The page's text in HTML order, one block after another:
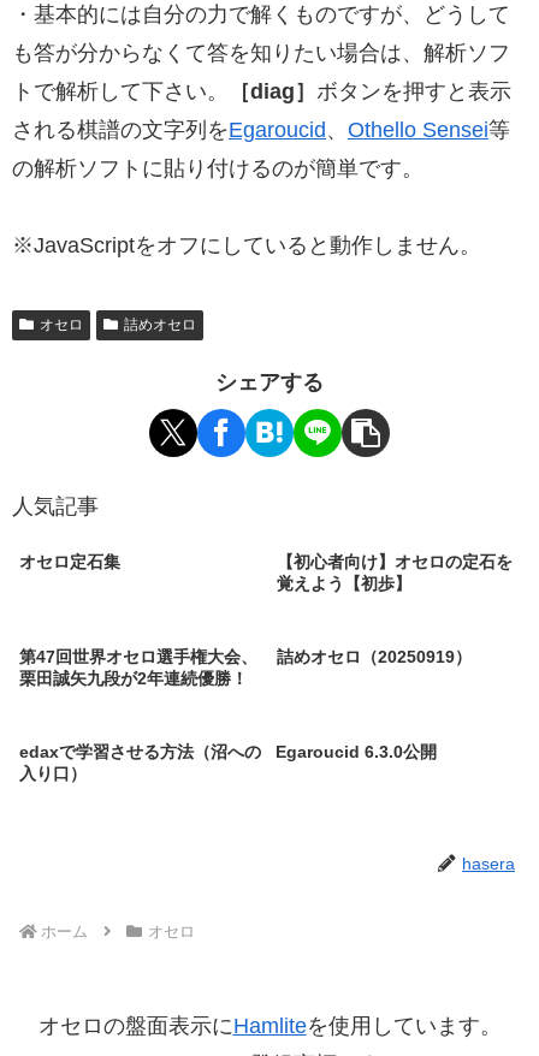
・基本的には自分の力で解くものですが、どうして
も答が分からなくて答を知りたい場合は、解析ソフ
トで解析して下さい。
［diag］ ボタンを押すと表示
される棋譜の文字列をEgaroucid 、 Othello Sensei等
の解析ソフトに貼り付けるのが簡単です。
※JavaScriptをオフにしていると動作しません。
オセロ 詰めオセロ
シェアする
人気記事
オセロ定石集
【初心者向け】オセロの定石を
覚えよう【初歩】
第47回世界オセロ選手権大会、
栗田誠矢九段が2年連続優勝！
詰めオセロ（20250919）
edaxで学習させる方法（沼への
入り口）
Egaroucid 6.3.0公開
hasera
ホーム オセロ
オセロの盤面表示にHamliteを使用しています。